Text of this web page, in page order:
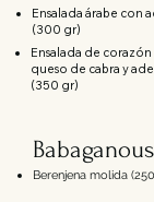
Ensalada árabe con
(300 gr)
Ensalada de
queso de cabra y
(350 gr)
Berenjena molida